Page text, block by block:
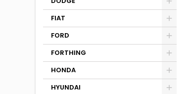
FIAT
FORD
FORTHING
HONDA
HYUNDAI